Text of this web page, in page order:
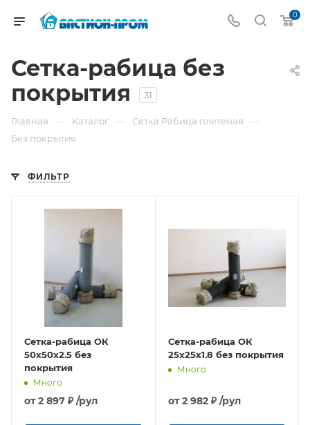
0
Сетка-рабица без
покрытия
31
Главная — Каталог — Сетка Рабица плетеная —
Без покрытия
ФИЛЬТР
Сетка-рабица ОК
50х50х2.5 без
покрытия
Много
от2 897 ₽ /рул
Сетка-рабица ОК
25х25х1.8 без покрытия
Много
от2 982 ₽ /рул